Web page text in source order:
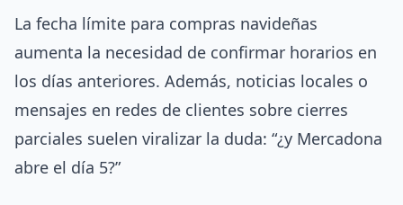
La fecha límite para compras navideñas
aumenta la necesidad de confirmar horarios en
los días anteriores. Además, noticias locales o
mensajes en redes de clientes sobre cierres
parciales suelen viralizar la duda: “¿y Mercadona
abre el día 5?”